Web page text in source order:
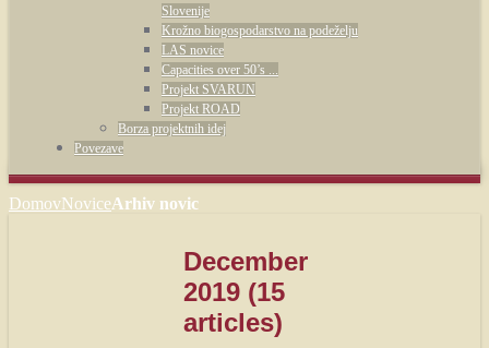
Slovenije
Krožno biogospodarstvo na podeželju
LAS novice
Capacities over 50’s ...
Projekt SVARUN
Projekt ROAD
Borza projektnih idej
Povezave
DomovNoviceArhiv novic
December
2019 (15
articles)